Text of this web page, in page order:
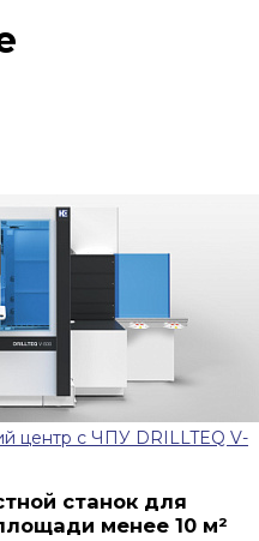
центр с ЧПУ DRILLTEQ V-
станок для
менее 10 м²